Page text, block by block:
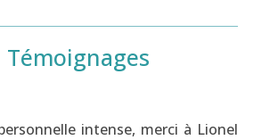
Témoignages
intense, merci à Lionel